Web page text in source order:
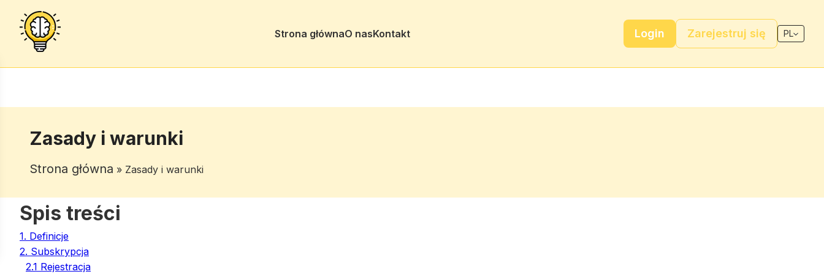
Strona głównaO nasKontakt Login Zarejestruj się PL
Zasady i warunki
Strona główna » Zasady i warunki
Spis treści
1. Definicje
2. Subskrypcja
2.1 Rejestracja